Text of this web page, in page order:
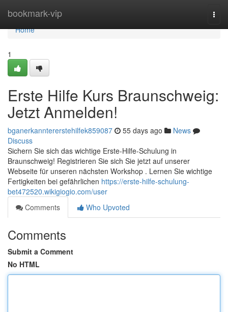
bookmark-vip
Home
Home
1
Erste Hilfe Kurs Braunschweig:
Jetzt Anmelden!
bganerkanntererstehilfek859087 55 days ago
News
Discuss
Sichern Sie sich das wichtige Erste-Hilfe-Schulung in
Braunschweig! Registrieren Sie sich Sie jetzt auf unserer
Webseite für unseren nächsten Workshop . Lernen Sie wichtige
Fertigkeiten bei gefährlichen https://erste-hilfe-schulung-
bet472520.wikigiogio.com/user
Comments
Who Upvoted
Comments
Submit a Comment
No HTML